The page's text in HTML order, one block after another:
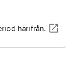
härifrån.